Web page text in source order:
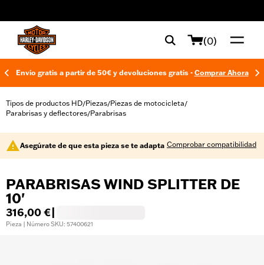
(0)
Envío gratis a partir de 50€ y devoluciones gratis - Comprar Ahora
Tipos de productos HD/Piezas/Piezas de motocicleta/
Parabrisas y deflectores/Parabrisas
Asegúrate de que esta pieza se te adapta Comprobar compatibilidad
PARABRISAS WIND SPLITTER DE
10'
316,00 €
Pieza | Número SKU: 57400621